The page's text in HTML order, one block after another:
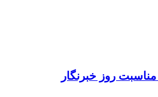
روز خبرنگار